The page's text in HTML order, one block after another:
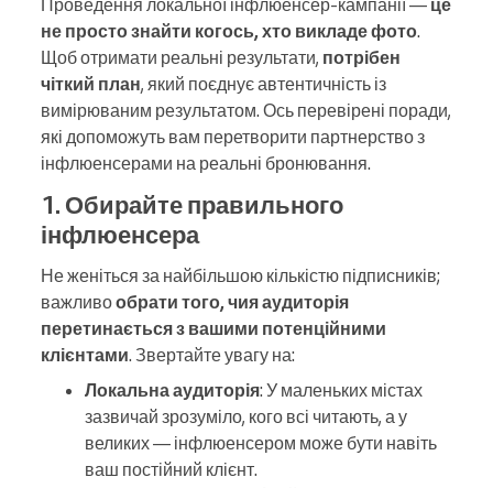
не просто знайти когось, хто викладе фото.
Щоб отримати реальні результати, потрібен
чіткий план, який поєднує автентичність із
вимірюваним результатом. Ось перевірені поради,
які допоможуть вам перетворити партнерство з
інфлюенсерами на реальні бронювання.
1. Обирайте правильного
інфлюенсера
Не женіться за найбільшою кількістю підписників;
важливообрати того, чия аудиторія
перетинається з вашими потенційними
клієнтами. Звертайте увагу на:
Локальна аудиторія: У маленьких містах
зазвичай зрозуміло, кого всі читають, а у
великих — інфлюенсером може бути навіть
ваш постійний клієнт.